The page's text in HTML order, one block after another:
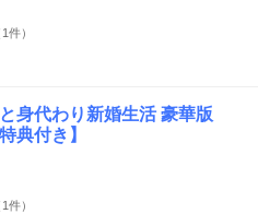
1件）
身代わり新婚生活 豪華版
典付き】
1件）